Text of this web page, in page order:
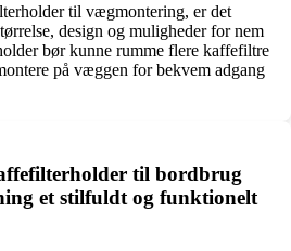
til vægmontering, er det
design og muligheder for nem
bør kunne rumme flere kaffefiltre
på væggen for bekvem adgang
til bordbrug
et stilfuldt og funktionelt